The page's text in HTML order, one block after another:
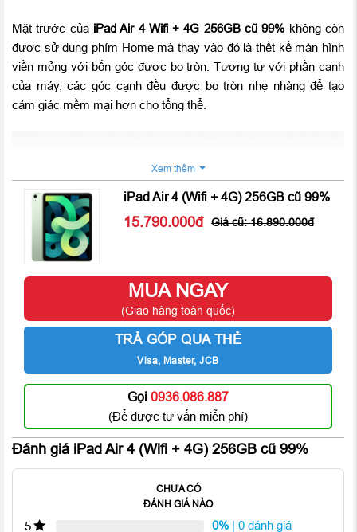
Mặt trước của iPad Air 4 Wifi + 4G 256GB cũ 99% không còn
được sử dụng phím Home mà thay vào đó là thết kế màn hình
viền mỏng với bốn góc được bo tròn. Tương tự với phần cạnh
của máy, các góc cạnh đều được bo tròn nhẹ nhàng để tạo
cảm giác mềm mại hơn cho tổng thể.
Hơn nữa, nhờ sử dụng thiết kế kim loại nhôm nguyên khối nên
iPad Air 4có ngoại hình khá sang trọng kết hợp cùng với nhiều
gam màu thời thượng như Xám, Bạc, Vàng và hai màu sắc
mới lạ Xanh lá, Xanh biển.
Màn hình kích thước lớn 10.9 inch cùng tần số quét 60Hz và
iPad Air 4 Wifi + 4G 256GB cũ 99%sở hữu thiết kế màn hình
tràn viền có kích thước được nâng cấp đáng kể so với các
Xem thêm
iPad Air 4 (Wifi + 4G) 256GB cũ 99%
15.790.000 16.890.000
MUA NGAY
(Giao hàng toàn quốc)
TRẢ GÓP QUA THẺ
Visa, Master, JCB
Gọi 0936.086.887
(Để được tư vấn miễn phí)
Đánh giá iPad Air 4 (Wifi + 4G) 256GB cũ 99%
CHƯA CÓ
ĐÁNH GIÁ NÀO
5 0% | 0 đánh giá